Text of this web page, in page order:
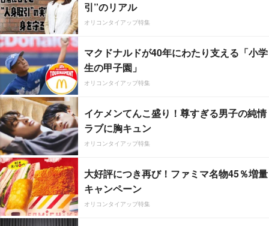
引”のリアル
オリコンタイアップ特集
マクドナルドが40年にわたり支える「小学
生の甲子園」
オリコンタイアップ特集
イケメンてんこ盛り！尊すぎる男子の純情
ラブに胸キュン
オリコンタイアップ特集
大好評につき再び！ファミマ名物45％増量
キャンペーン
オリコンタイアップ特集